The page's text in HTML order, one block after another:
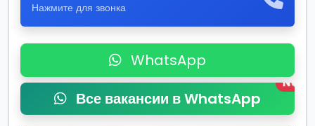
Нажмите для звонка
WhatsApp
Все вакансии в WhatsApp
New